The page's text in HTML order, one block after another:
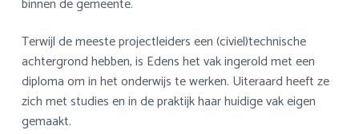
binnen de gemeente.
Terwijl de meeste projectleiders een (civiel)technische
achtergrond hebben, is Edens het vak ingerold met een
diploma om in het onderwijs te werken. Uiteraard heeft ze
zich met studies en in de praktijk haar huidige vak eigen
gemaakt.